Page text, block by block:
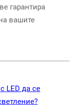
гарантира
вашите
LED да се